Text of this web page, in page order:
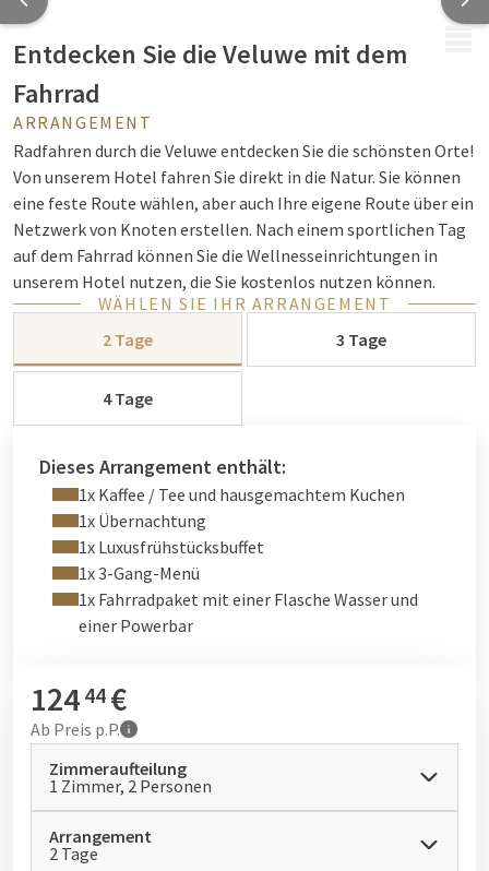
Entdecken Sie die Veluwe mit dem
Fahrrad
ARRANGEMENT
Radfahren durch die Veluwe entdecken Sie die schönsten Orte!
Von unserem Hotel fahren Sie direkt in die Natur. Sie können
eine feste Route wählen, aber auch Ihre eigene Route über ein
Netzwerk von Knoten erstellen. Nach einem sportlichen Tag
auf dem Fahrrad können Sie die Wellnesseinrichtungen in
unserem Hotel nutzen, die Sie kostenlos nutzen können.
können je nach Verfügbarkeit gebucht und über die Extras
oder über die Rezeption gebucht werden. In Kürze können Sie
die gewünschte Aktivität direkt über einen Link buchen, den
Sie 24 Stunden nach Ihrer Reservierung von uns erhalten.
Preise pro Tag:
Standardfahrrad
Elektrofahrrad
Mountainbike
Elektrisches Mountainbike
Elektro-Fatbike (begrenzte Verfügbarkeit)
Kinderfahrrad
WÄHLEN SIE IHR ARRANGEMENT
2 Tage
3 Tage
4 Tage
Dieses Arrangement enthält:
1x Kaffee / Tee und hausgemachtem Kuchen
1x Übernachtung
1x Luxusfrühstücksbuffet
1x 3-Gang-Menü
1x Fahrradpaket mit einer Flasche Wasser und
einer Powerbar
124 44 €
Ab Preis p.P.
Zimmeraufteilung
1 Zimmer, 2 Personen
Arrangement
2 Tage